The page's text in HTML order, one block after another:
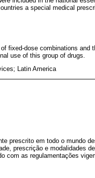
a special medical
fixed-dose combinations and
use of this group of drugs.
Latin America
prescrito em todo o mundo
prescrição e modalidades
com as regulamentações